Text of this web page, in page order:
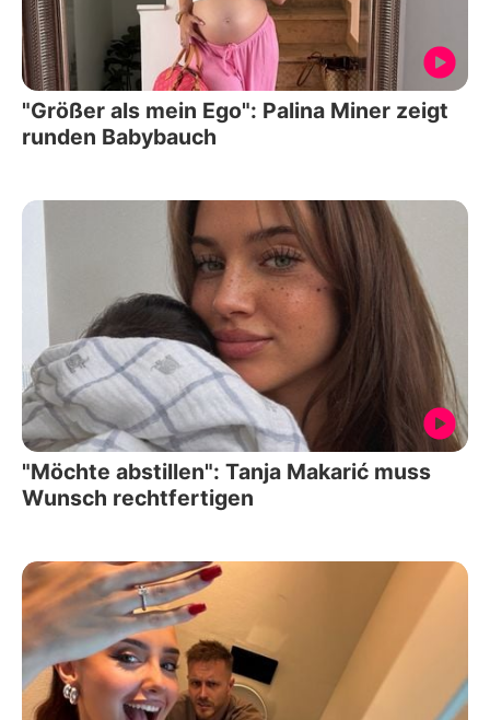
"Größer als mein Ego": Palina Miner zeigt
runden Babybauch
"Möchte abstillen": Tanja Makarić muss
Wunsch rechtfertigen